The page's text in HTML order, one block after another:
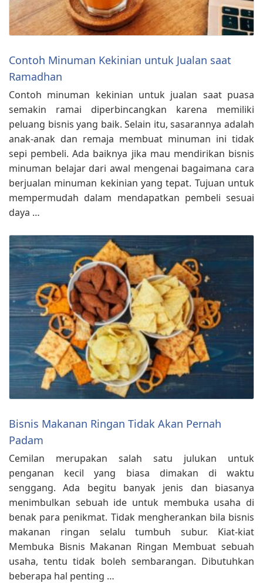
Contoh Minuman Kekinian untuk Jualan saat
Ramadhan
Contoh minuman kekinian untuk jualan saat puasa
semakin ramai diperbincangkan karena memiliki
peluang bisnis yang baik. Selain itu, sasarannya adalah
anak-anak dan remaja membuat minuman ini tidak
sepi pembeli. Ada baiknya jika mau mendirikan bisnis
minuman belajar dari awal mengenai bagaimana cara
berjualan minuman kekinian yang tepat. Tujuan untuk
mempermudah dalam mendapatkan pembeli sesuai
daya …
Bisnis Makanan Ringan Tidak Akan Pernah
Padam
Cemilan merupakan salah satu julukan untuk
penganan kecil yang biasa dimakan di waktu
senggang. Ada begitu banyak jenis dan biasanya
menimbulkan sebuah ide untuk membuka usaha di
benak para penikmat. Tidak mengherankan bila bisnis
makanan ringan selalu tumbuh subur. Kiat-kiat
Membuka Bisnis Makanan Ringan Membuat sebuah
usaha, tentu tidak boleh sembarangan. Dibutuhkan
beberapa hal penting …